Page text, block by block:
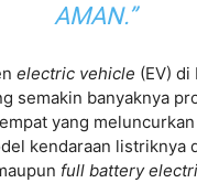
AMAN.”
electric vehicle (EV)
semakin banyaknya
yang
kendaraan listriknya
full battery